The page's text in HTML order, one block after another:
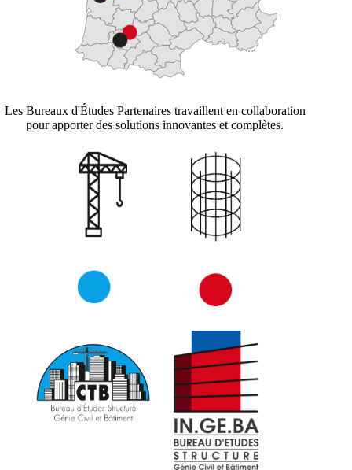
Les Bureaux d'Études Partenaires travaillent en collaboration
pour apporter des solutions innovantes et complètes.